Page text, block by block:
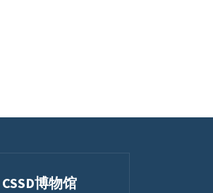
CSSD博物馆